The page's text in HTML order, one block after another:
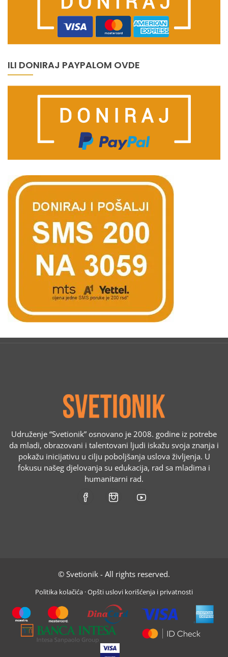
ILI DONIRAJ PAYPALOM OVDE
Udruženje “Svetionik” osnovano je 2008. godine iz potrebe
da mladi, obrazovani i talentovani ljudi iskažu svoja znanja i
pokažu inicijativu u cilju poboljšanja uslova življenja. U
fokusu našeg djelovanja su edukacija, rad sa mladima i
humanitarni rad.
© Svetionik - All rights reserved.
Politika kolačića ·Opšti uslovi korišćenja i privatnosti